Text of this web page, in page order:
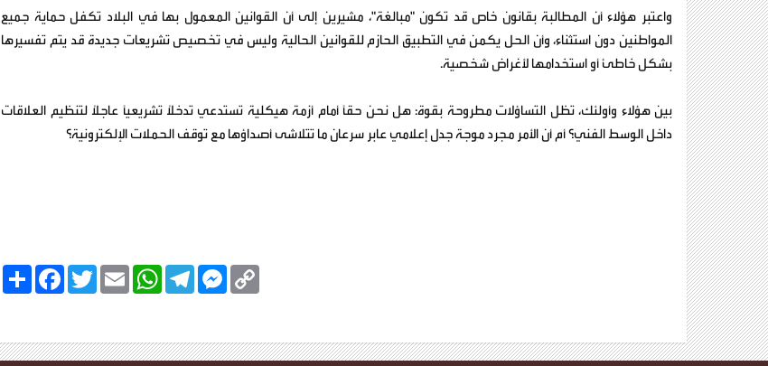
واعتبر هؤلاء أن المطالبة بقانون خاص قد تكون "مبالغة"، مشيرين إلى أن القوانين المعمول بها في البلاد تكفل حماية جميع
المواطنين دون استثناء، وأن الحل يكمن في التطبيق الحازم للقوانين الحالية وليس في تخصيص تشريعات جديدة قد يتم تفسيرها
بشكل خاطئ أو استخدامها لأغراض شخصية.
بين هؤلاء وأولئك، تظل التساؤلات مطروحة بقوة: هل نحن حقاً أمام أزمة هيكلية تستدعي تدخلاً تشريعياً عاجلاً لتنظيم العلاقات
داخل الوسط الفني؟ أم أن الأمر مجرد موجة جدل إعلامي عابر سرعان ما تتلاشى أصداؤها مع توقف الحملات الإلكترونية؟
ا
F
a
o
o
T
w
e
r
E
m
W
h
A
p
T
r
a
M
e
n
g
C
i
n